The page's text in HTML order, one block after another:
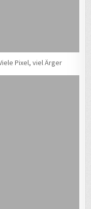
Pixel, viel Ärger